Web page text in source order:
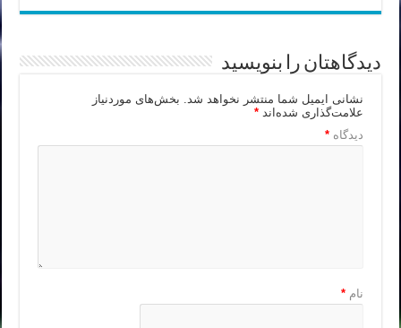
دیدگاهتان را بنویسید
نشانی ایمیل شما منتشر نخواهد شد.
بخش‌های موردنیاز
علامت‌گذاری شده‌اند*
دیدگاه*
نام*